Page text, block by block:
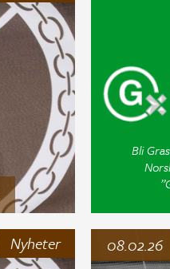
Bli
Nyheter 08.02.26